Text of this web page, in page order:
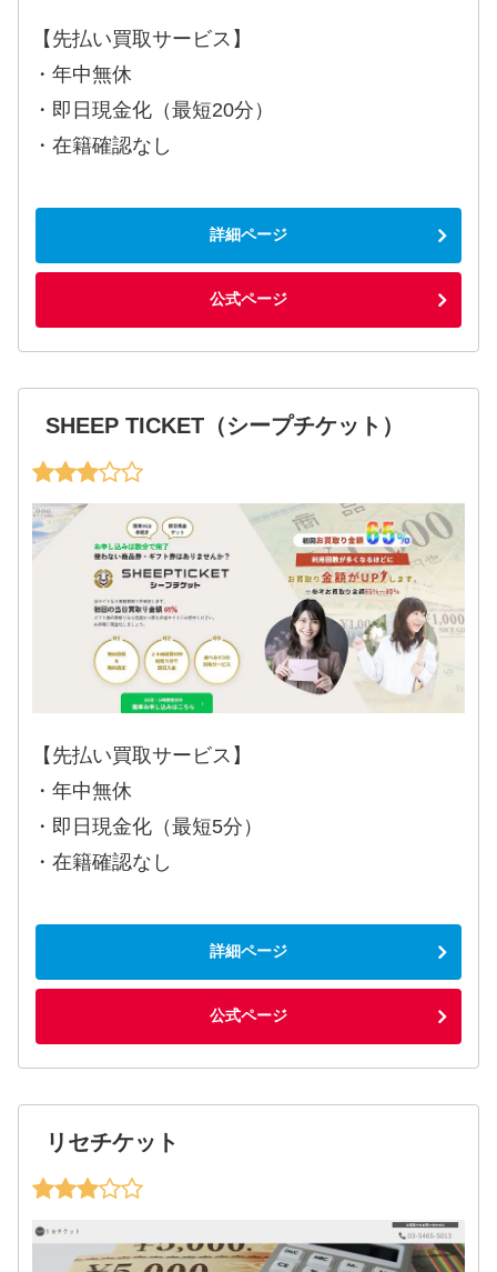
【先払い買取サービス】
・年中無休
・即日現金化（最短20分）
・在籍確認なし
詳細ページ
公式ページ
SHEEP TICKET（シープチケット）
【先払い買取サービス】
・年中無休
・即日現金化（最短5分）
・在籍確認なし
詳細ページ
公式ページ
リセチケット